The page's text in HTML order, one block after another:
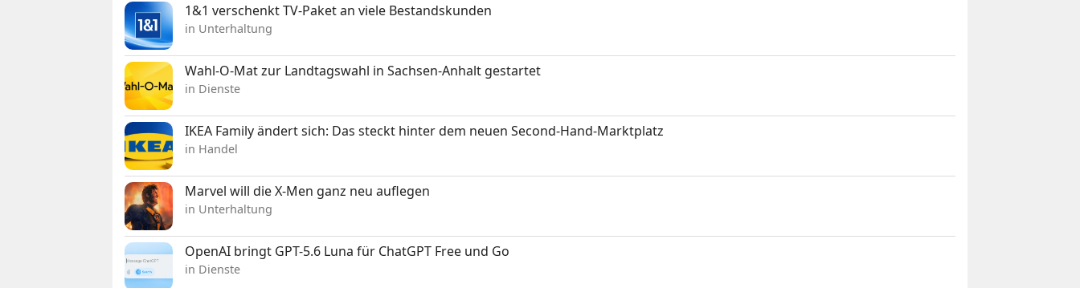
1&1 verschenkt TV-Paket an viele Bestandskunden
in Unterhaltung
Wahl-O-Mat zur Landtagswahl in Sachsen-Anhalt gestartet
in Dienste
IKEA Family ändert sich: Das steckt hinter dem neuen Second-Hand-Marktplatz
in Handel
Marvel will die X-Men ganz neu auflegen
in Unterhaltung
OpenAI bringt GPT-5.6 Luna für ChatGPT Free und Go
in Dienste